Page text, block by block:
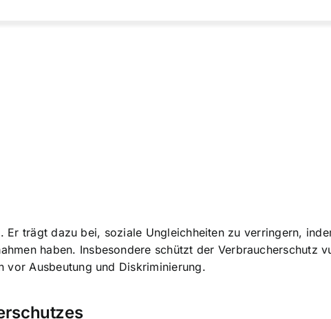
trägt dazu bei, soziale Ungleichheiten zu verringern,
haben. Insbesondere schützt der Verbraucherschutz
vor Ausbeutung und Diskriminierung.